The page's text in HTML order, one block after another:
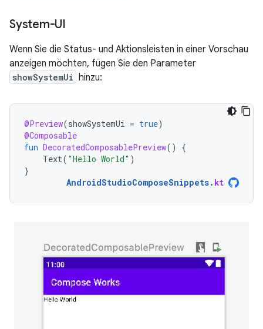
System-UI
Wenn Sie die Status- und Aktionsleisten in einer Vorschau
anzeigen möchten, fügen Sie den Parameter
showSystemUi hinzu:
@Preview(showSystemUi = true)
@Composable
fun DecoratedComposablePreview()
{
Text( "Hello World" )
}
AndroidStudioComposeSnippets. kt